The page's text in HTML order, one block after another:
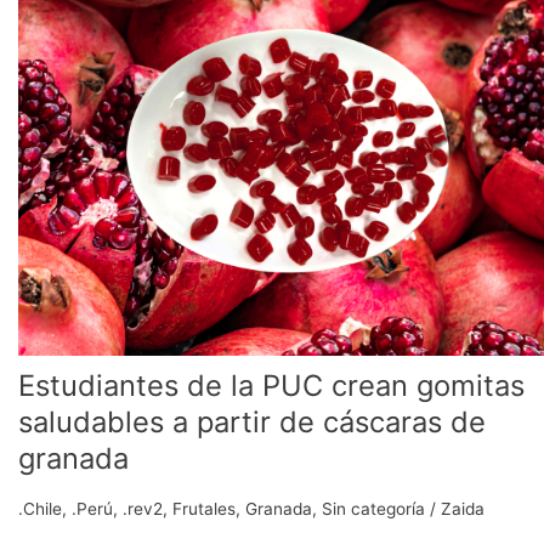
Estudiantes de la PUC crean gomitas
saludables a partir de cáscaras de
granada
.Chile, .Perú, .rev2, Frutales, Granada, Sin categoría / Zaida
la
PUC
crean
gomitas
saludables
a
partir
de
cáscaras
de
granada